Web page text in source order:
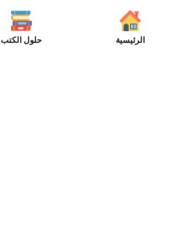
الرئيسية حلول الكتب